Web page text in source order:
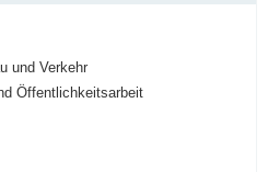
und Verkehr
Öffentlichkeitsarbeit